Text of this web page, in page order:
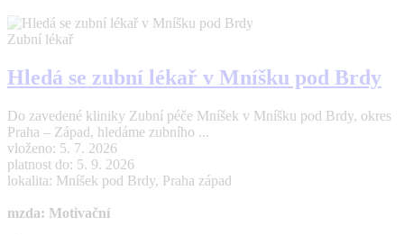
Zubní lékař
Hledá se zubní lékař v Mníšku pod Brdy
Do zavedené kliniky Zubní péče Mníšek v Mníšku pod Brdy, okres
Praha – Západ, hledáme zubního ...
vloženo: 5. 7. 2026
platnost do: 5. 9. 2026
lokalita: Mníšek pod Brdy, Praha západ
mzda: Motivační